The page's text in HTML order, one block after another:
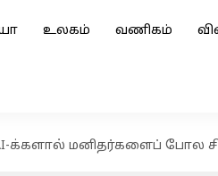
உலகம் வணிகம்
க்களால் மனிதர்களைப் போல